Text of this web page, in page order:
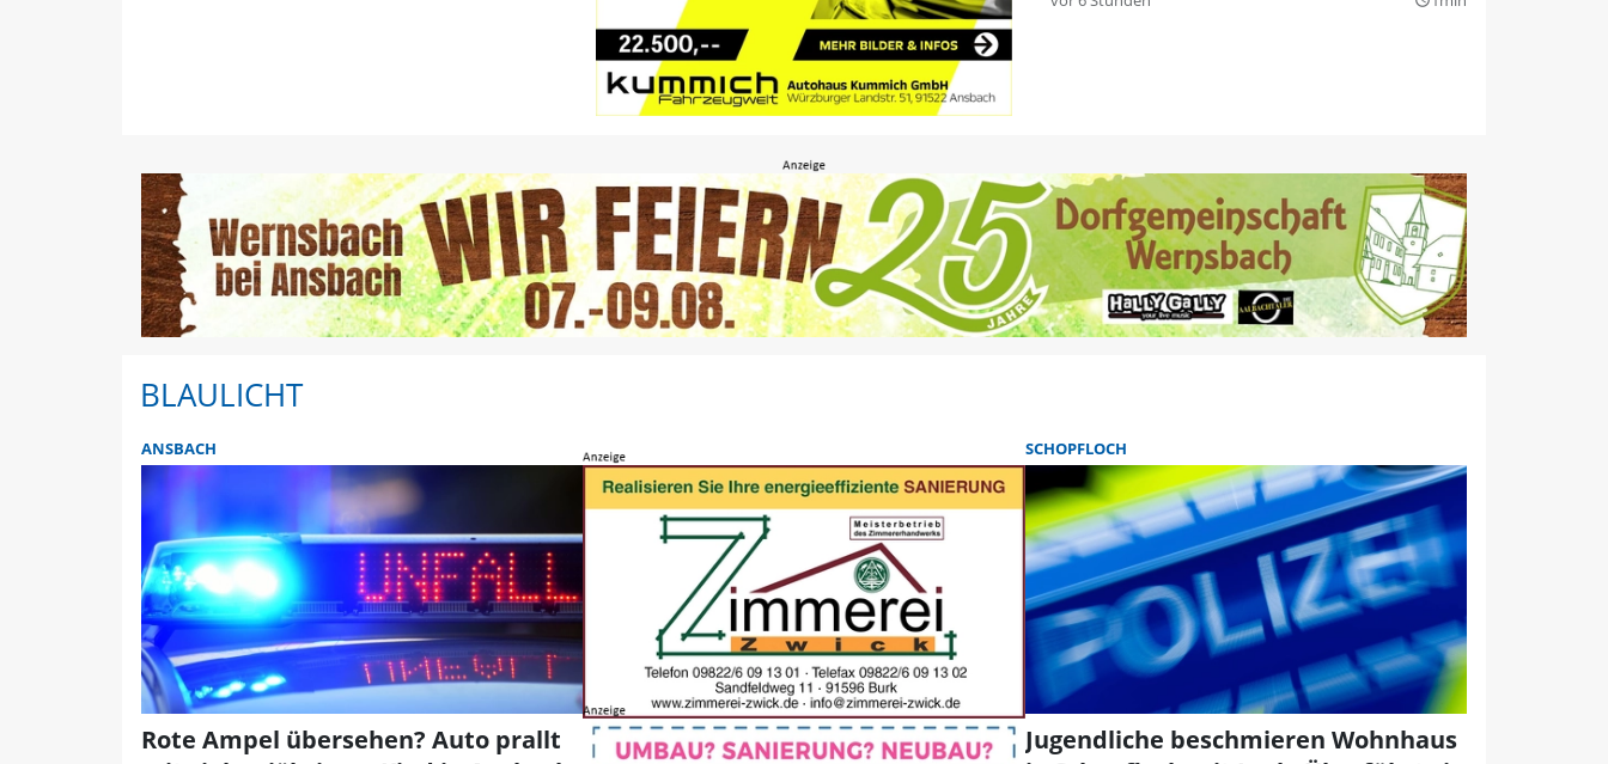
BLAULICHT
ANSBACH
Rote Ampel übersehen? Auto prallt
SCHOPFLOCH
Jugendliche beschmieren Wohnhaus